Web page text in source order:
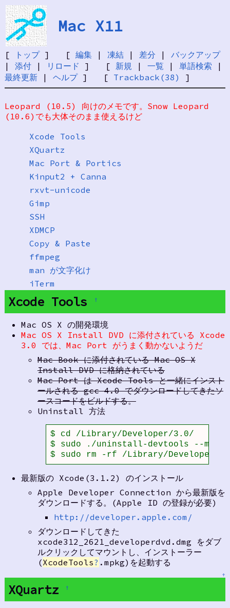
Mac X11
[ トップ] [ 編集| 凍結| 差分 | バックアップ
| 添付| リロード ] [ 新規 | 一覧 | 単語検索 |
最終更新| ヘルプ] [ Trackback(38) ]
Leopard (10.5) 向けのメモです。Snow Leopard
(10.6)でも大体そのまま使えるけど
Xcode Tools
XQuartz
Mac Port & Portics
Kinput2 + Canna
rxvt-unicode
Gimp
SSH
XDMCP
Copy & Paste
ffmpeg
man が文字化け
iTerm
Xcode Tools †
Mac OS X の開発環境
Mac OS X Install DVD に添付されている Xcode
3.0 では、Mac Port がうまく動かないようだ
Mac Book に添付されている Mac OS X
Install DVD に格納されている
Mac Port は Xcode Tools と一緒にインスト
ールされる gcc 4.0 でダウンロードしてきたソ
ースコードをビルドする。
Uninstall 方法
$ cd /Library/Developer/3.0/
$ sudo ./uninstall-devtools --
$ sudo rm -rf /Library/Developer/
最新版の Xcode(3.1.2) のインストール
Apple Developer Connection から最新版を
ダウンロードする。(Apple ID の登録が必要)
http://developer.apple.com/
ダウンロードしてきた
xcode312_2621_developerdvd.dmg をダブ
ルクリックしてマウントし、インストーラー
(XcodeTools? .mpkg)を起動する
↑
XQuartz †